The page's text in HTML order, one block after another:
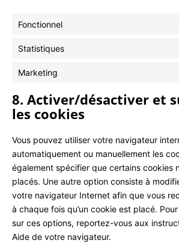
Fonctionnel
Statistiques
Marketing
8. Activer/désactiver et
les cookies
Vous pouvez utiliser votre navigateur
automatiquement ou manuellement les
également spécifier que certains cookies
placés. Une autre option consiste à
votre navigateur Internet afin que vous
à chaque fois qu’un cookie est placé.
sur ces options, reportez-vous aux
Aide de votre navigateur.